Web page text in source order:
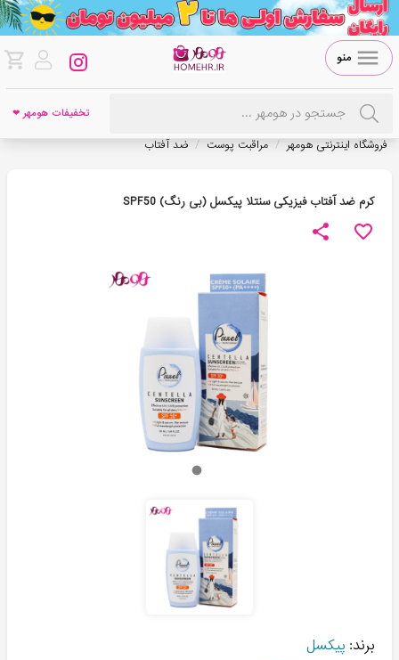
منو
تخفیفات هومهر ❤
فروشگاه اینترنتی هومهر / مراقبت پوست / ضد آفتاب
کرم ضد آفتاب فیزیکی سنتلا پیکسل (بی رنگ) SPF50
برند: پیکسل